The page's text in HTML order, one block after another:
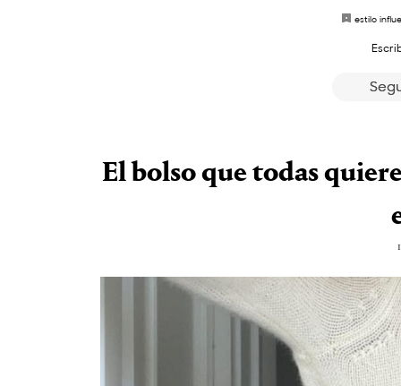
estilo
El bolso que todas